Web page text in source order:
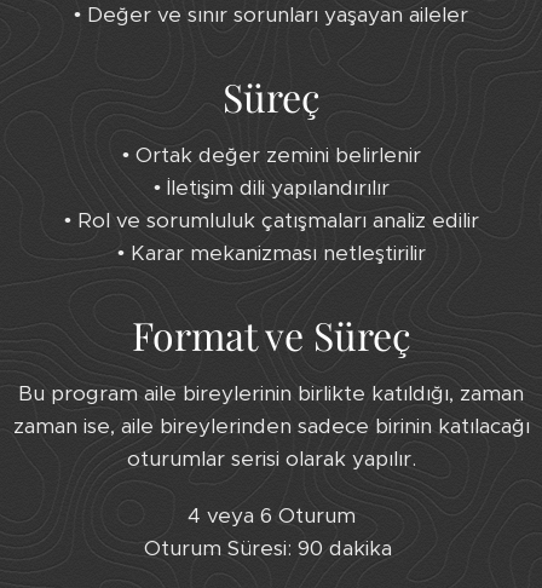
• Değer ve sınır sorunları yaşayan aileler
Süreç
• Ortak değer zemini belirlenir
• İletişim dili yapılandırılır
• Rol ve sorumluluk çatışmaları analiz edilir
• Karar mekanizması netleştirilir
Format ve Süreç
Bu program aile bireylerinin birlikte katıldığı, zaman
zaman ise, aile bireylerinden sadece birinin katılacağı
oturumlar serisi olarak yapılır.
4 veya 6 Oturum
Oturum Süresi: 90 dakika